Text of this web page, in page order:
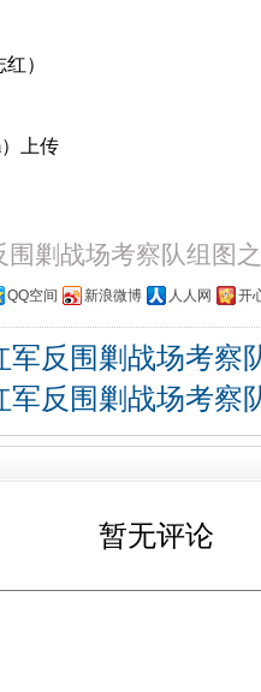
）
上传
围剿战场考察队组图
QQ空间 新浪微博 人人网 开
军反围剿战场考察
军反围剿战场考察
暂无评论